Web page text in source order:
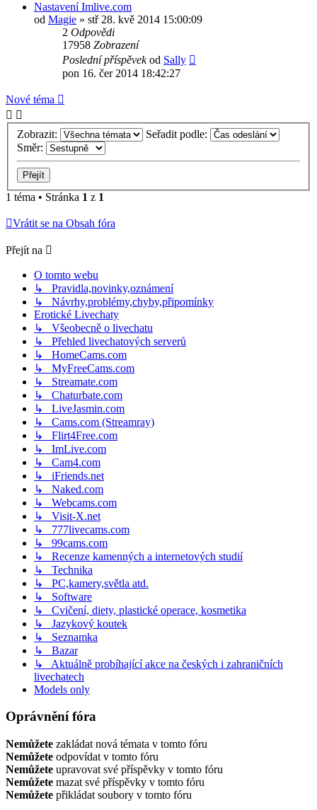
Nastavení Imlive.com
od Magie » stř 28. kvě 2014 15:00:09
2 Odpovědi
17958 Zobrazení
Poslední příspěvekod Sally
pon 16. čer 2014 18:42:27
Nové téma
Zobrazit:
Seřadit podle:
Směr:
1 téma • Stránka 1 z 1
Vrátit se na Obsah fóra
Přejít na
O tomto webu
↳ Pravidla,novinky,oznámení
↳ Návrhy,problémy,chyby,připomínky
Erotické Livechaty
↳ Všeobecně o livechatu
↳ Přehled livechatových serverů
↳ HomeCams.com
↳ MyFreeCams.com
↳ Streamate.com
↳ Chaturbate.com
↳ LiveJasmin.com
↳ Cams.com (Streamray)
↳ Flirt4Free.com
↳ ImLive.com
↳ Cam4.com
↳ iFriends.net
↳ Naked.com
↳ Webcams.com
↳ Visit-X.net
↳ 777livecams.com
↳ 99cams.com
↳ Recenze kamenných a internetových studií
↳ Technika
↳ PC,kamery,světla atd.
↳ Software
↳ Cvičení, diety, plastické operace, kosmetika
↳ Jazykový koutek
↳ Seznamka
↳ Bazar
↳ Aktuálně probíhající akce na českých i zahraničních
livechatech
Models only
Oprávnění fóra
Nemůžete zakládat nová témata v tomto fóru
Nemůžete odpovídat v tomto fóru
Nemůžete upravovat své příspěvky v tomto fóru
Nemůžete mazat své příspěvky v tomto fóru
Nemůžete přikládat soubory v tomto fóru